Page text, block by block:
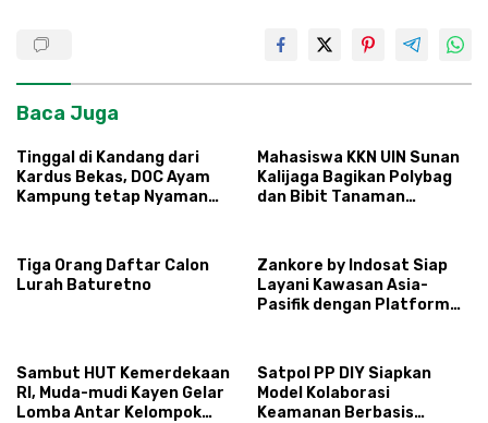
Baca Juga
Tinggal di Kandang dari
Kardus Bekas, DOC Ayam
Kampung tetap Nyaman
Mahasiswa KKN UIN Sunan
Kalijaga Bagikan Polybag
dan Bibit Tanaman
Tiga Orang Daftar Calon
Lurah Baturetno
Zankore by Indosat Siap
Layani Kawasan Asia-
Pasifik dengan Platform
Sambut HUT Kemerdekaan
RI, Muda-mudi Kayen Gelar
Lomba Antar Kelompok
Satpol PP DIY Siapkan
Model Kolaborasi
Keamanan Berbasis